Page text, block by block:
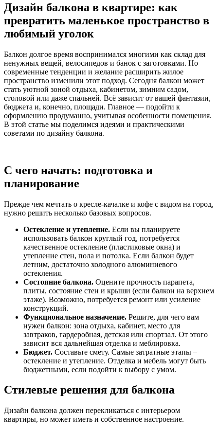
Дизайн балкона в квартире: как
превратить маленькое пространство в
любимый уголок
Балкон долгое время воспринимался многими как склад для
ненужных вещей, велосипедов и банок с заготовками. Но
современные тенденции и желание расширить жилое
пространство изменили этот подход. Сегодня балкон может
стать уютной зоной отдыха, кабинетом, зимним садом,
столовой или даже спальней. Всё зависит от вашей фантазии,
бюджета и, конечно, площади. Главное — подойти к
оформлению продуманно, учитывая особенности помещения.
В этой статье мы поделимся идеями и практическими
советами по дизайну балкона.
С чего начать: подготовка и
планирование
Прежде чем мечтать о кресле-качалке и кофе с видом на город,
нужно решить несколько базовых вопросов.
Остекление и утепление. Если вы планируете
использовать балкон круглый год, потребуется
качественное остекление (пластиковые окна) и
утепление стен, пола и потолка. Если балкон будет
летним, достаточно холодного алюминиевого
остекления.
Состояние балкона. Оцените прочность парапета,
плиты, состояние стен и крыши (если балкон на верхнем
этаже). Возможно, потребуется ремонт или усиление
конструкций.
Функциональное назначение. Решите, для чего вам
нужен балкон: зона отдыха, кабинет, место для
завтраков, гардеробная, детская или спортзал. От этого
зависит вся дальнейшая отделка и меблировка.
Бюджет. Составьте смету. Самые затратные этапы –
остекление и утепление. Отделка и мебель могут быть
бюджетными, если подойти к выбору с умом.
Стилевые решения для балкона
Дизайн балкона должен перекликаться с интерьером
квартиры, но может иметь и собственное настроение.